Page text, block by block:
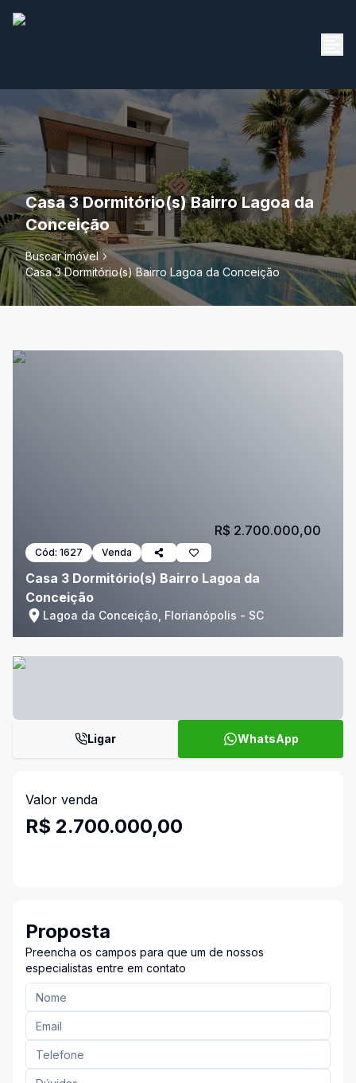
Casa 3 Dormitório(s) Bairro Lagoa da
Conceição
Buscar imóvel
Casa 3 Dormitório(s) Bairro Lagoa da Conceição
Cód: 1627 Venda
Casa 3 Dormitório(s) Bairro Lagoa da
Conceição
Lagoa da Conceição, Florianópolis - SC
R$ 2.700.000,00
Ligar WhatsApp
Valor venda
R$ 2.700.000,00
Proposta
Preencha os campos para que um de nossos
especialistas entre em contato